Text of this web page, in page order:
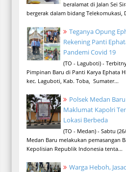
beralamat di Jalan Sei
bergerak dalam bidang Telekomukasi,
Teganya Opung
Rekening Panti
Pandemi Covid 19
(TO - Laguboti) -
Pimpinan Baru di Panti Karya Ephata
kec. Laguboti, Kab. Toba, Sumater...
Polsek Medan
Maklumat Kapolri
Lokasi Berbeda
(TO - Medan) - Sabtu
Medan Baru melakukan pemasangan
Kepolisian Republik Indonesia tenta...
Warga Heboh,